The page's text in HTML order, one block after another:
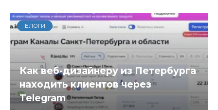
БЛОГИ
Как веб-дизайнеру из Петербурга
находить клиентов через
Telegram